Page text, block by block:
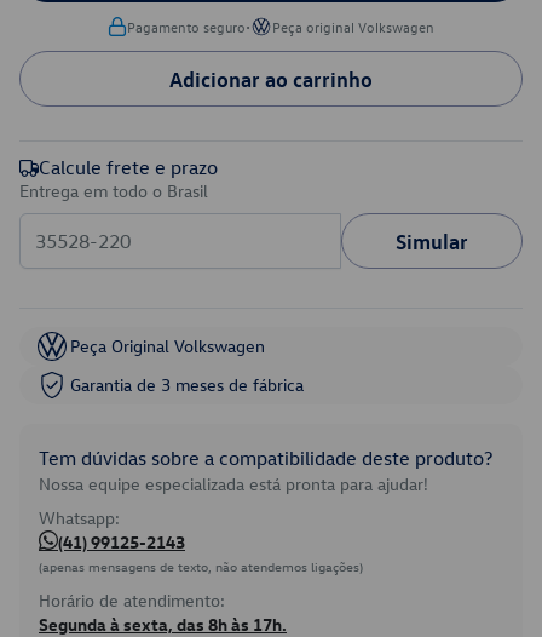
Pagamento seguro• Peça original Volkswagen
Adicionar ao carrinho
Calcule frete e prazo
Entrega em todo o Brasil
Simular
Peça Original Volkswagen
Garantia de 3 meses de fábrica
Tem dúvidas sobre a compatibilidade deste produto?
Nossa equipe especializada está pronta para ajudar!
Whatsapp:
(41) 99125-2143
(apenas mensagens de texto, não atendemos ligações)
Horário de atendimento:
Segunda à sexta, das 8h às 17h.